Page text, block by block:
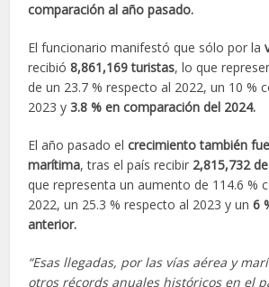
comparación al año pasado.
El funcionario manifestó que sólo por la
recibió 8,861,169 turistas, lo que
de un 23.7 % respecto al 2022, un 10 %
2023 y3.8 % en comparación del 2024.
El año pasado elcrecimiento también
marítima, tras el país recibir 2,815,732
que representa un aumento de 114.6 %
2022, un 25.3 % respecto al 2023 y un6
anterior.
“Esas llegadas, por las vías aérea y
otros récords anuales históricos en el